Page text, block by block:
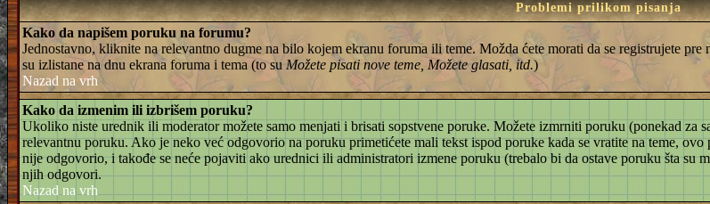
Problemi prilikom pisanja
Kako da napišem poruku na forumu?
Jednostavno, kliknite na relevantno dugme na bilo kojem ekranu foruma ili teme. Možda ćete morati da se registrujete
su izlistane na dnu ekrana foruma i tema (to suMožete pisati nove teme, Možete glasati, itd.)
Nazad na vrh
Kako da izmenim ili izbrišem poruku?
Ukoliko niste urednik ili moderator možete samo menjati i brisati sopstvene poruke. Možete izmrniti poruku (ponekad za
relevantnu poruku. Ako je neko već odgovorio na poruku primetićete mali tekst ispod poruke kada se vratite na teme,
nije odgovorio, i takođe se neće pojaviti ako urednici ili administratori izmene poruku (trebalo bi da ostave poruku šta
njih odgovori.
Nazad na vrh